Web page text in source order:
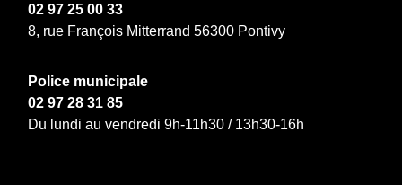
02 97 25 00 33
8, rue François Mitterrand 56300 Pontivy
Police municipale
02 97 28 31 85
Du lundi au vendredi 9h-11h30 / 13h30-16h